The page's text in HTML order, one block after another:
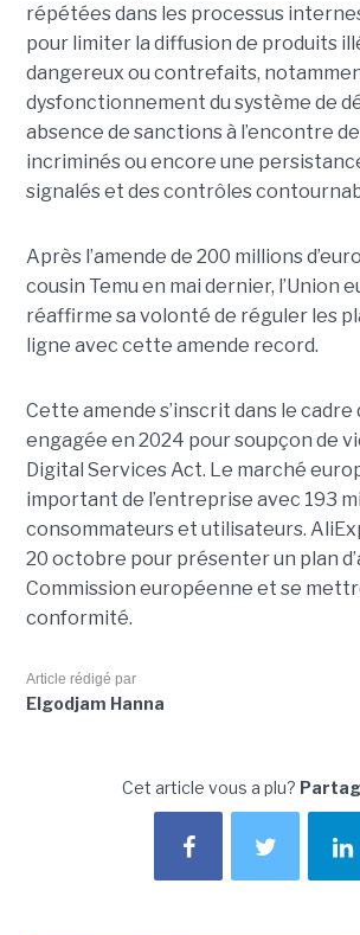
répétées dans les processus
pour limiter la diffusion de produits
dangereux ou contrefaits,
dysfonctionnement du système de
absence de sanctions à l’encontre
incriminés ou encore une
signalés et des contrôles
Après l’amende de 200 millions
cousin Temu en mai dernier, l’Union
réaffirme sa volonté de réguler les
ligne avec cette amende record.
Cette amende s’inscrit dans le cadre
engagée en 2024 pour soupçon de
Digital Services Act. Le marché
important de l’entreprise avec 193
consommateurs et utilisateurs.
20 octobre pour présenter un plan
Commission européenne et se
conformité.
Article rédigé par
Elgodjam Hanna
Cet article vous a plu?